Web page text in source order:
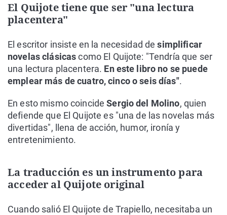
El Quijote tiene que ser "una lectura
placentera"
El escritor insiste en la necesidad desimplificar
novelas clásicascomo El Quijote: "Tendría que ser
una lectura placentera. En este libro no se puede
emplear más de cuatro, cinco o seis días".
En esto mismo coincideSergio del Molino, quien
defiende que El Quijote es "una de las novelas más
divertidas", llena de acción, humor, ironía y
entretenimiento.
La traducción es un instrumento para
acceder al Quijote original
Cuando salió El Quijote de Trapiello, necesitaba un